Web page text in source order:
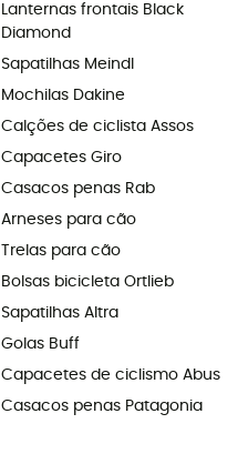
Lanternas frontais Black
Diamond
Sapatilhas Meindl
Mochilas Dakine
Calções de ciclista Assos
Capacetes Giro
Casacos penas Rab
Arneses para cão
Trelas para cão
Bolsas bicicleta Ortlieb
Sapatilhas Altra
Golas Buff
Capacetes de ciclismo Abus
Casacos penas Patagonia